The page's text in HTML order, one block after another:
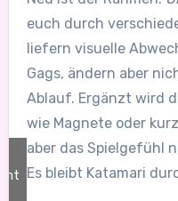
euch durch
liefern visuelle
Gags, ändern aber
Ablauf. Ergänzt wird
wie Magnete oder
aber das Spielgefühl
Es bleibt Katamari